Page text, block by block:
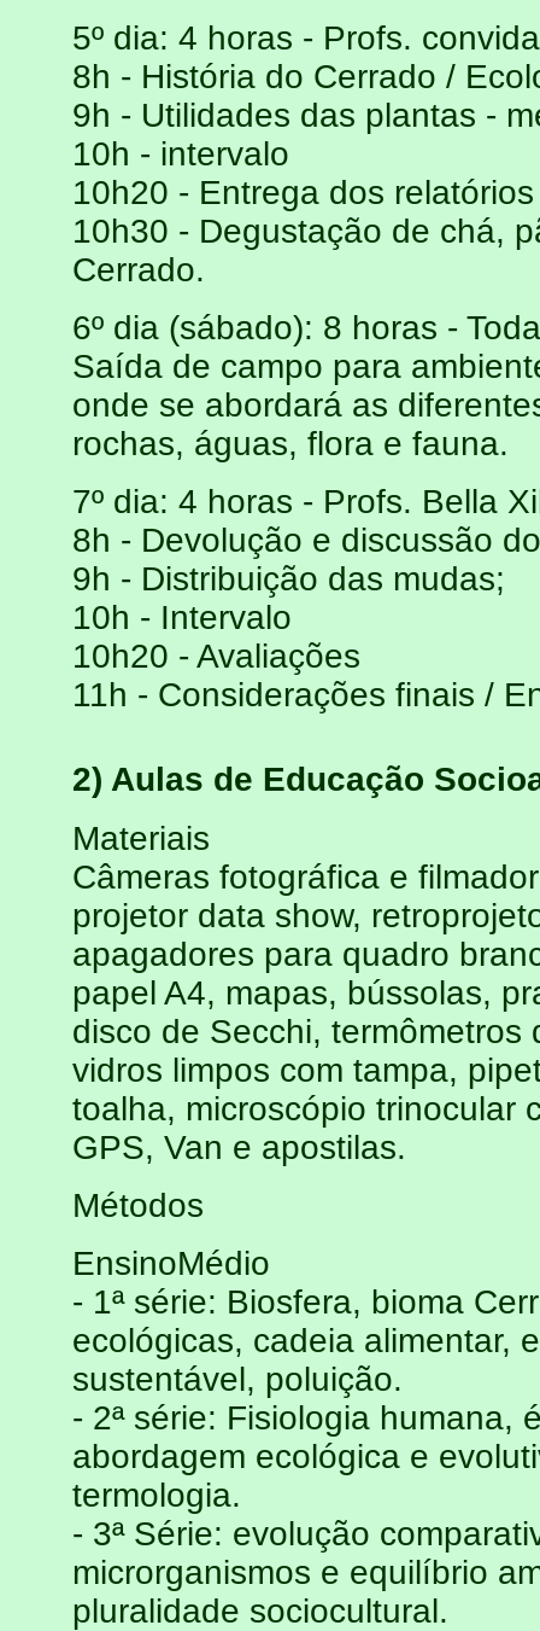
5º dia: 4 horas - Profs.
8h - História do Cerrado /
9h - Utilidades das plantas -
10h - intervalo
10h20 - Entrega dos
10h30 - Degustação de chá,
Cerrado.
6º dia (sábado): 8 horas -
Saída de campo para
onde se abordará as
rochas, águas, flora e fauna.
7º dia: 4 horas - Profs. Bella
8h - Devolução e discussão
9h - Distribuição das mudas;
10h - Intervalo
10h20 - Avaliações
11h - Considerações finais /
2) Aulas de Educação
Materiais
Câmeras fotográfica e
projetor data show,
apagadores para quadro
papel A4, mapas, bússolas,
disco de Secchi,
vidros limpos com tampa,
toalha, microscópio trinocular
GPS, Van e apostilas.
Métodos
EnsinoMédio
- 1ª série: Biosfera, bioma
ecológicas, cadeia alimentar,
sustentável, poluição.
- 2ª série: Fisiologia humana,
abordagem ecológica e
termologia.
- 3ª Série: evolução
microrganismos e equilíbrio
pluralidade sociocultural.